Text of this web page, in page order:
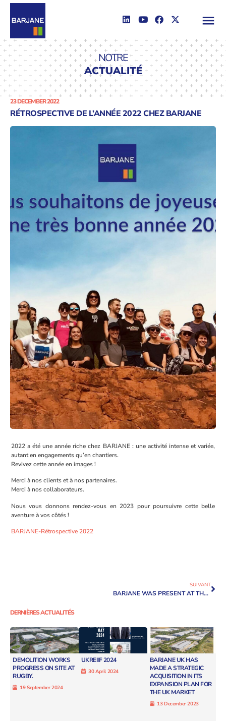
NOTRE
ACTUALITÉ
23 DECEMBER 2022
RÉTROSPECTIVE DE L’ANNÉE 2022 CHEZ BARJANE
2022 a été une année riche chez BARJANE : une activité intense et variée,
autant en engagements qu’en chantiers.
Revivez cette année en images !
Merci à nos clients et à nos partenaires.
Merci à nos collaborateurs.
Nous vous donnons rendez-vous en 2023 pour poursuivre cette belle
aventure à vos côtés !
BARJANE-Rétrospective 2022
SUIVANT
BARJANE WAS PRESENT AT THE THIRD EDITION OF THE SUSTAINABILITY LEADS CLUB
DERNIÈRES ACTUALITÉS
DEMOLITION WORKS
PROGRESS ON SITE AT
RUGBY.
19 September 2024
UKREIIF 2024
30 April 2024
BARJANE UK HAS
MADE A STRATEGIC
ACQUISITION IN ITS
EXPANSION PLAN FOR
THE UK MARKET
13 December 2023